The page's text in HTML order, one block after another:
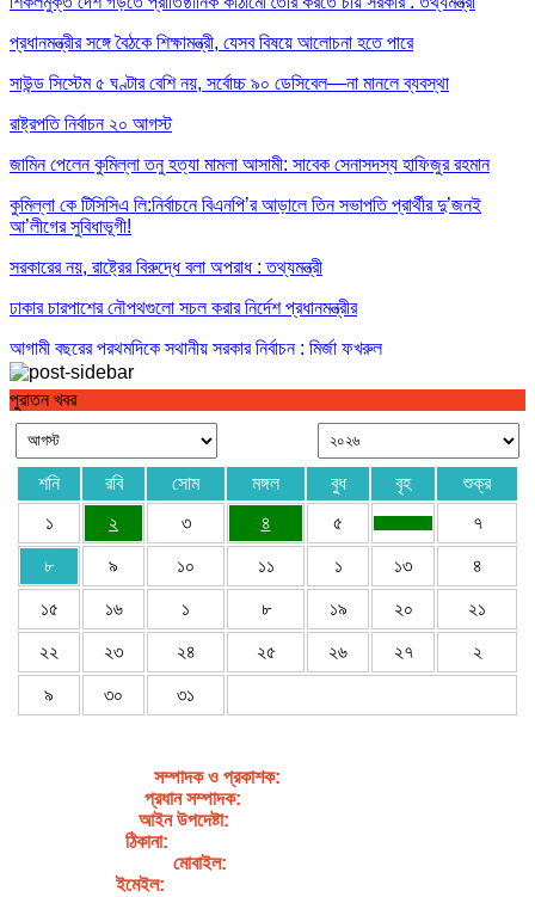
প্রধানমন্ত্রীর সঙ্গে বৈঠকে শিক্ষামন্ত্রী, যেসব বিষয়ে আলোচনা হতে পারে
সাউন্ড সিস্টেম ৫ ঘণ্টার বেশি নয়, সর্বোচ্চ ৯০ ডেসিবেল—না মানলে ব্যবস্থা
রাষ্ট্রপতি নির্বাচন ২০ আগস্ট
জামিন পেলেন কুমিল্লা তনু হত্যা মামলা আসামী: সাবেক সেনাসদস্য হাফিজুর রহমান
কুমিল্লা কে টিসিসিএ লি:নির্বাচনে বিএনপি’র আড়ালে তিন সভাপতি প্রার্থীর দু’জনই
আ’লীগের সুবিধাভূগী!
সরকারের নয়, রাষ্ট্রের বিরুদ্ধে বলা অপরাধ : তথ্যমন্ত্রী
ঢাকার চারপাশের নৌপথগুলো সচল করার নির্দেশ প্রধানমন্ত্রীর
আগামী বছরের প্রথমদিকে স্থানীয় সরকার নির্বাচন : মির্জা ফখরুল
পুরাতন খবর
শনি রবি সোম মঙ্গল বুধ বৃহ
শুক্র
১
২ ৩ ৪ ৫ ৭
৮ ৯ ১০ ১১ ১ ১৩ ৪
১৫ ১৬ ১ ৮ ১৯ ২০ ২১
২২ ২৩ ২৪ ২৫ ২৬ ২৭ ২
৯ ৩০ ৩১
সম্পাদক ও প্রকাশক:
প্রধান সম্পাদক:
আইন উপদেষ্টা:
ঠিকানা:
মোবাইল:
ইমেইল: